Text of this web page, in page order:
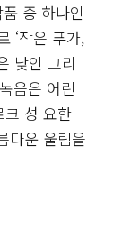
중 하나인
‘작은 푸가,
낮인 그리
음은 어린
크 성 요한
다운 울림을